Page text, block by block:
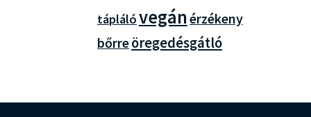
táplálóvegánérzékeny
bőrreöregedésgátló